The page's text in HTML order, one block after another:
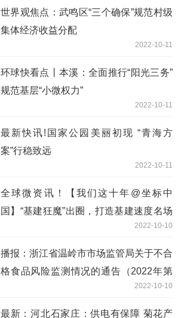
世界观焦点：武鸣区“三个确保”规范村级
集体经济收益分配
2022-10-11
环球快看点丨本溪：全面推行“阳光三务”
规范基层“小微权力”
2022-10-11
最新快讯!国家公园美丽初现 “青海方
案”行稳致远
2022-10-11
全球微资讯！【我们这十年@坐标中
国】“基建狂魔”出圈，打造基建速度名场
2022-10-10
播报：浙江省温岭市市场监管局关于不合
格食品风险监测情况的通告（2022年第
2022-10-10
最新：河北石家庄：供电有保障 菊花产